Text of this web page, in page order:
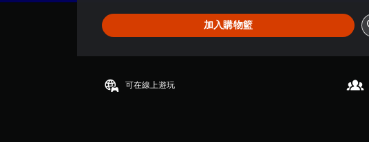
4
.
4
星
加入購物籃
可在線上遊玩